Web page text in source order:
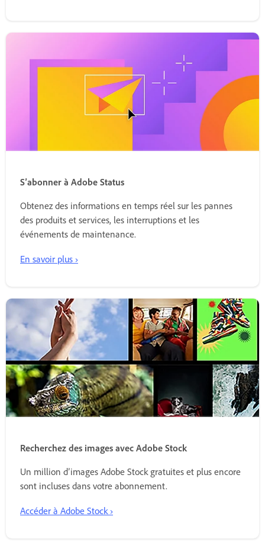
S’abonner à Adobe Status
Obtenez des informations en temps réel sur les pannes
des produits et services, les interruptions et les
événements de maintenance.
En savoir plus ›
Recherchez des images avec Adobe Stock
Un million d’images Adobe Stock gratuites et plus encore
sont incluses dans votre abonnement.
Accéder à Adobe Stock ›